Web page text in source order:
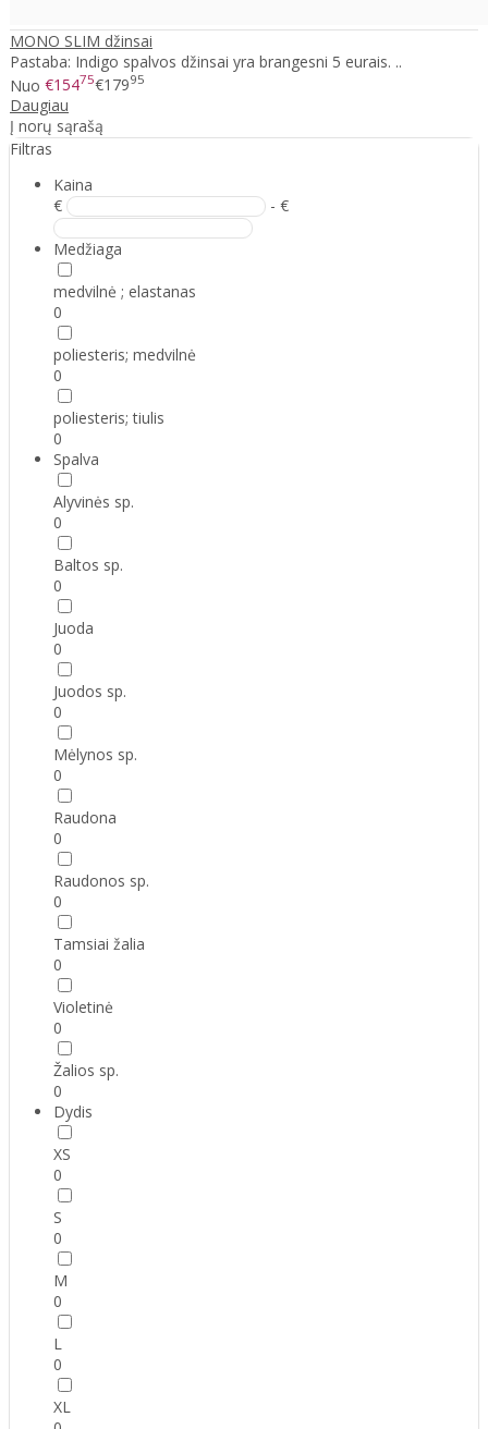
MONO SLIM džinsai
Pastaba: Indigo spalvos džinsai yra brangesni 5 eurais. ..
Nuo €15475€17995
Daugiau
Į norų sąrašą
Filtras
Kaina
€
- €
Medžiaga
medvilnė ; elastanas
0
poliesteris; medvilnė
0
poliesteris; tiulis
0
Spalva
Alyvinės sp.
0
Baltos sp.
0
Juoda
0
Juodos sp.
0
Mėlynos sp.
0
Raudona
0
Raudonos sp.
0
Tamsiai žalia
0
Violetinė
0
Žalios sp.
0
Dydis
XS
0
S
0
M
0
L
0
XL